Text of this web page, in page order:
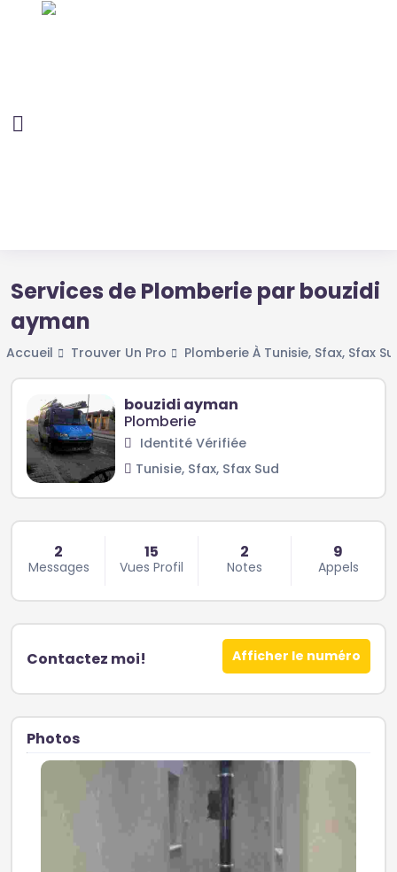
Services de Plomberie par bouzidi
ayman
Accueil Trouver Un Pro Plomberie À Tunisie, Sfax, Sfax
bouzidi ayman
Plomberie
Identité Vérifiée
Tunisie, Sfax, Sfax Sud
2
Messages
15
Vues Profil
2
Notes
9
Appels
Contactez moi! Afficher le numéro
Photos